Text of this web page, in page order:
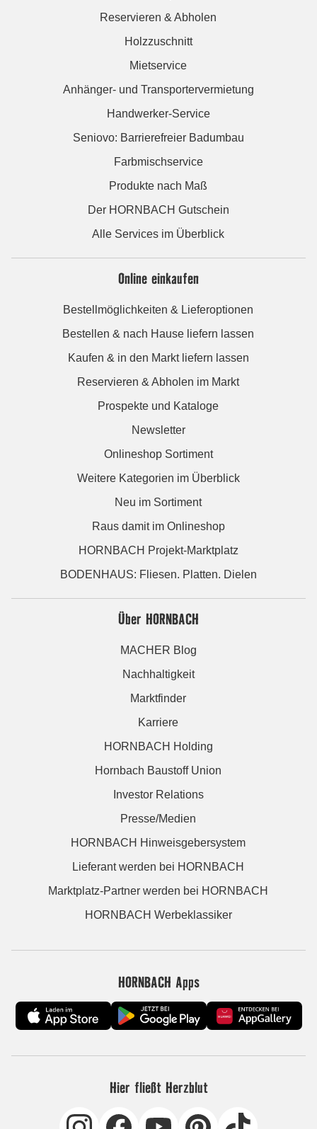
Reservieren & Abholen
Holzzuschnitt
Mietservice
Anhänger- und Transportervermietung
Handwerker-Service
Seniovo: Barrierefreier Badumbau
Farbmischservice
Produkte nach Maß
Der HORNBACH Gutschein
Alle Services im Überblick
Online einkaufen
Bestellmöglichkeiten & Lieferoptionen
Bestellen & nach Hause liefern lassen
Kaufen & in den Markt liefern lassen
Reservieren & Abholen im Markt
Prospekte und Kataloge
Newsletter
Onlineshop Sortiment
Weitere Kategorien im Überblick
Neu im Sortiment
Raus damit im Onlineshop
HORNBACH Projekt-Marktplatz
BODENHAUS: Fliesen. Platten. Dielen
Über HORNBACH
MACHER Blog
Nachhaltigkeit
Marktfinder
Karriere
HORNBACH Holding
Hornbach Baustoff Union
Investor Relations
Presse/Medien
HORNBACH Hinweisgebersystem
Lieferant werden bei HORNBACH
Marktplatz-Partner werden bei HORNBACH
HORNBACH Werbeklassiker
HORNBACH Apps
Hier fließt Herzblut